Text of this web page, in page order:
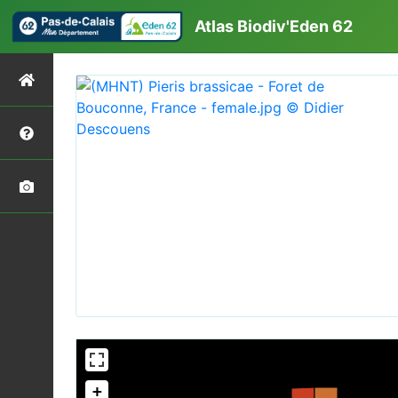
Atlas Biodiv'Eden 62
+